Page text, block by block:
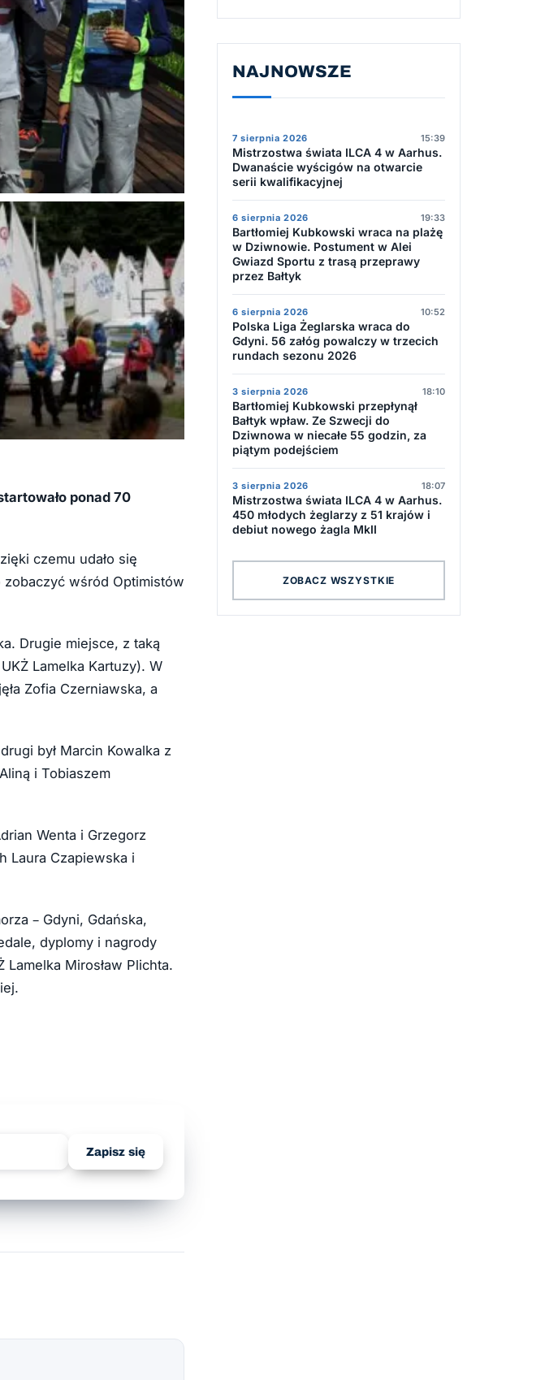
ponad 70
czemu udało się
wśród Optimistów
Drugie miejsce, z taką
Lamelka Kartuzy). W
Zofia Czerniawska, a
był Marcin Kowalka z
i Tobiaszem
Wenta i Grzegorz
Laura Czapiewska i
– Gdyni, Gdańska,
dyplomy i nagrody
Mirosław Plichta.
Zapisz się
NAJNOWSZE
7 sierpnia 2026 15:39
Mistrzostwa świata ILCA 4 w Aarhus.
Dwanaście wyścigów na otwarcie
serii kwalifikacyjnej
6 sierpnia 2026 19:33
Bartłomiej Kubkowski wraca na plażę
w Dziwnowie. Postument w Alei
Gwiazd Sportu z trasą przeprawy
przez Bałtyk
6 sierpnia 2026 10:52
Polska Liga Żeglarska wraca do
Gdyni. 56 załóg powalczy w trzecich
rundach sezonu 2026
3 sierpnia 2026 18:10
Bartłomiej Kubkowski przepłynął
Bałtyk wpław. Ze Szwecji do
Dziwnowa w niecałe 55 godzin, za
piątym podejściem
3 sierpnia 2026 18:07
Mistrzostwa świata ILCA 4 w Aarhus.
450 młodych żeglarzy z 51 krajów i
debiut nowego żagla MkII
ZOBACZ WSZYSTKIE